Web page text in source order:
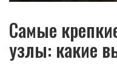
Самые
узлы: какие